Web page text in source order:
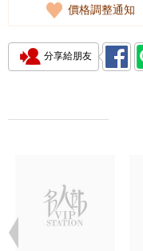
價格調整通知
分享給朋友